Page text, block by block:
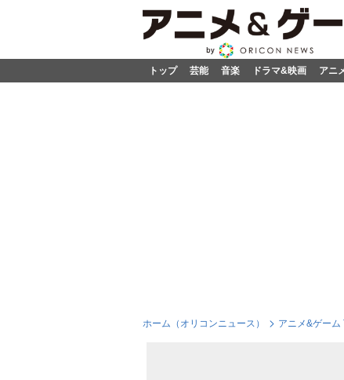
トップ 芸能 音楽 ドラマ&映画 アニ
ホーム（オリコンニュース） アニメ&ゲーム